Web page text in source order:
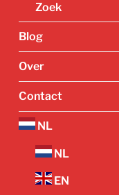
Zoek
Blog
Over
Contact
NL
NL
EN